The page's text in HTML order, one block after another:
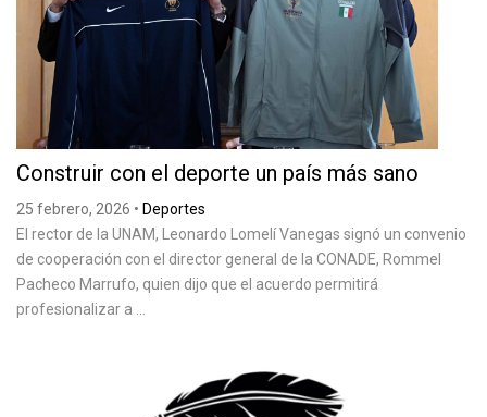
Construir con el deporte un país más sano
25 febrero, 2026 • Deportes
El rector de la UNAM, Leonardo Lomelí Vanegas signó un convenio
de cooperación con el director general de la CONADE, Rommel
Pacheco Marrufo, quien dijo que el acuerdo permitirá
profesionalizar a ...